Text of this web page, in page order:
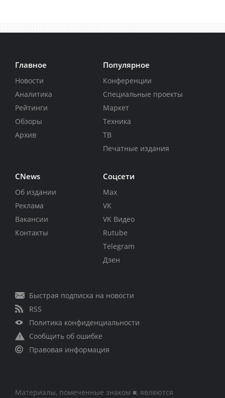
Главное
Новости
Аналитика
Рейтинги
Обзоры
Архив
Популярное
Конференции
Специальные проекты
Маркет
Техника
ТВ
Печатные издания
CNews
Об издании
Реклама
Вакансии
Контакты
Соцсети
Max
VK
VK Видео
Rutube
Telegram
Дзен
Быстрая подписка на новости
RSS
Политика конфиденциальности
Сообщить об ошибке
Правовая информация
Материалы, помеченные знаком ■, являются